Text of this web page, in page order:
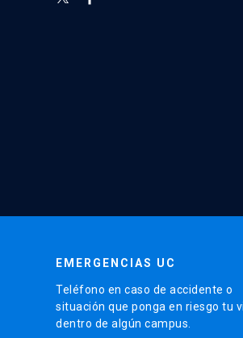
EMERGENCIAS UC
Teléfono en caso de accidente o
situación que ponga en riesgo tu
dentro de algún campus.